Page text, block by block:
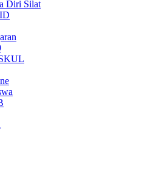
Diri Silat